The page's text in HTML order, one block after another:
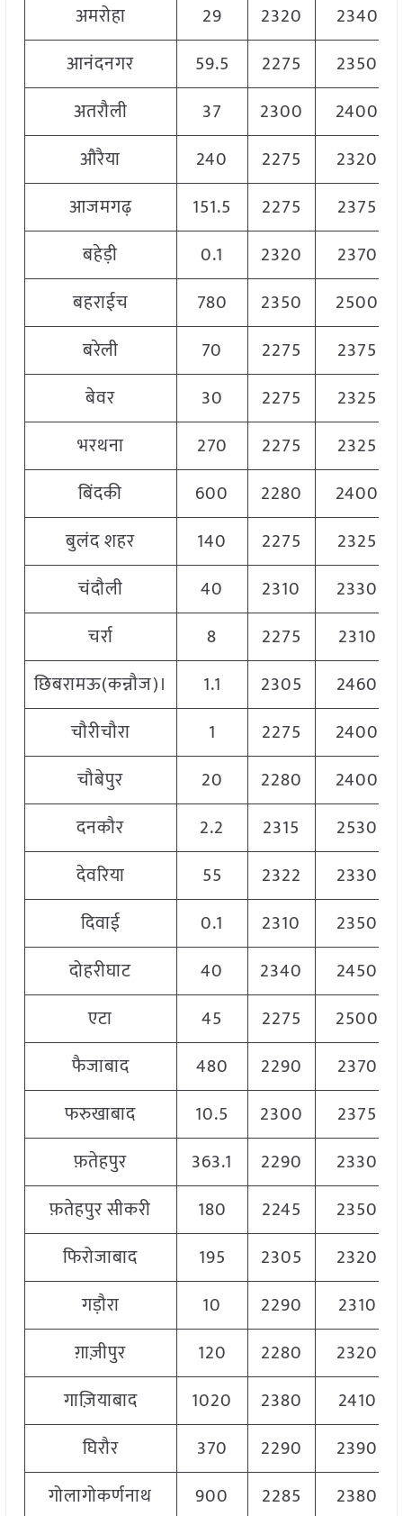
अमरोहा
29 2320
2340
आनंदनगर
59.5 2275
2350
अतरौली
37 2300
2400
औरैया
240 2275
2320
आजमगढ़
151.5 2275
2375
बहेड़ी
0.1 2320
2370
बहराईच
780 2350
2500
बरेली
70 2275
2375
बेवर
30 2275
2325
भरथना
270 2275
2325
बिंदकी
600 2280
2400
बुलंद शहर
140 2275
2325
चंदौली
40 2310
2330
चर्रा
8 2275
2310
छिबरामऊ(कन्नौज)।
1.1 2305
2460
चौरीचौरा
1 2275
2400
चौबेपुर
20 2280
2400
दनकौर
2.2 2315
2530
देवरिया
55 2322
2330
दिवाई
0.1 2310
2350
दोहरीघाट
40 2340
2450
एटा
45 2275
2500
फैजाबाद
480 2290
2370
फरुखाबाद
10.5 2300
2375
फ़तेहपुर
363.1 2290
2330
फ़तेहपुर सीकरी
180 2245
2350
फिरोजाबाद
195 2305
2320
गड़ौरा
10 2290
2310
ग़ाज़ीपुर
120 2280
2320
गाज़ियाबाद
1020 2380
2410
घिरौर
370 2290
2390
गोलागोकर्णनाथ
900 2285 2380